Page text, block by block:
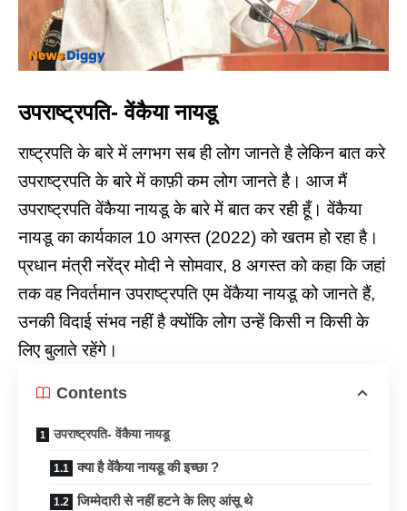
उपराष्ट्रपति- वेंकैया नायडू
राष्ट्रपति के बारे में लगभग सब ही लोग जानते है लेकिन बात करे
उपराष्ट्रपति के बारे में काफ़ी कम लोग जानते है। आज मैं
उपराष्ट्रपति वेंकैया नायडू के बारे में बात कर रही हूँ। वेंकैया
नायडू का कार्यकाल 10 अगस्त (2022) को खतम हो रहा है।
प्रधान मंत्री नरेंद्र मोदी ने सोमवार, 8 अगस्त को कहा कि जहां
तक वह निवर्तमान उपराष्ट्रपति एम वेंकैया नायडू को जानते हैं,
उनकी विदाई संभव नहीं है क्योंकि लोग उन्हें किसी न किसी के
लिए बुलाते रहेंगे।
Contents
उपराष्ट्रपति- वेंकैया नायडू
क्या है वेंकैया नायडू की इच्छा ?
जिम्मेदारी से नहीं हटने के लिए आंसू थे